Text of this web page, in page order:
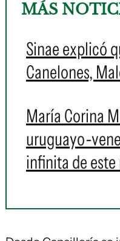
MÁS
Sinae explicó
Canelones,
María Corina
uruguayo-
infinita de